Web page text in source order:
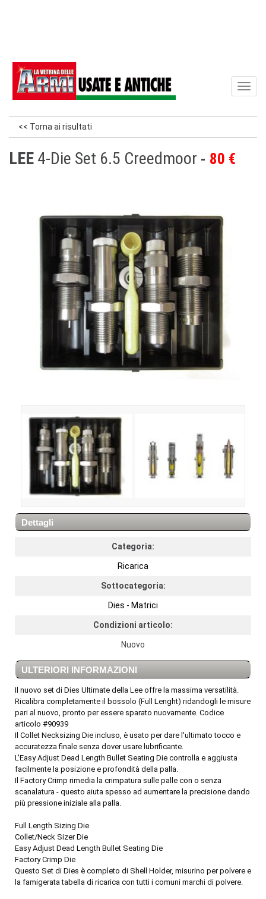
<< Torna ai risultati
LEE 4-Die Set 6.5 Creedmoor 80 €
Dettagli
Categoria:
Ricarica
Sottocategoria:
Dies - Matrici
Condizioni articolo:
Nuovo
ULTERIORI INFORMAZIONI
Il nuovo set di Dies Ultimate della Lee offre la massima versatilità.
Ricalibra completamente il bossolo (Full Lenght) ridandogli le misure
pari al nuovo, pronto per essere sparato nuovamente. Codice
articolo #90939
Il Collet Necksizing Die incluso, è usato per dare l'ultimato tocco e
accuratezza finale senza dover usare lubrificante.
L'Easy Adjust Dead Length Bullet Seating Die controlla e aggiusta
facilmente la posizione e profondità della palla.
Il Factory Crimp rimedia la crimpatura sulle palle con o senza
scanalatura - questo aiuta spesso ad aumentare la precisione dando
più pressione iniziale alla palla.
Full Length Sizing Die
Collet/Neck Sizer Die
Easy Adjust Dead Length Bullet Seating Die
Factory Crimp Die
Questo Set di Dies è completo di Shell Holder, misurino per polvere e
la famigerata tabella di ricarica con tutti i comuni marchi di polvere.